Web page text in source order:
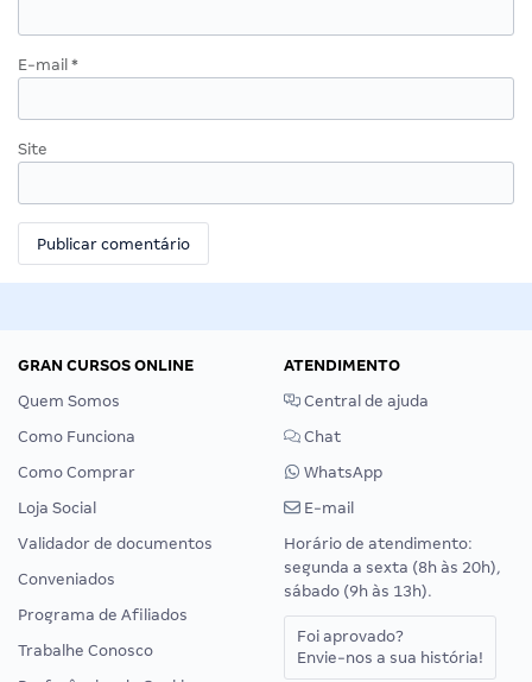
E-mail *
Site
GRAN CURSOS ONLINE
Quem Somos
Como Funciona
Como Comprar
Loja Social
Validador de documentos
Conveniados
Programa de Afiliados
Trabalhe Conosco
ATENDIMENTO
Central de ajuda
Chat
WhatsApp
E-mail
Horário de atendimento:
segunda a sexta (8h às 20h),
sábado (9h às 13h).
Foi aprovado?
Envie-nos a sua história!